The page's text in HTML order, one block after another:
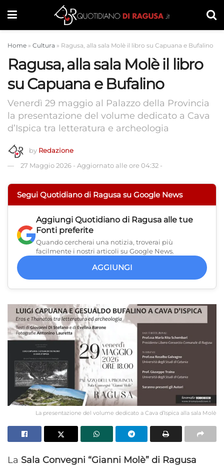
Home » Cultura » Ragusa, alla sala Molè il libro su Capuana e Bufalino
Ragusa, alla sala Molè il libro
su Capuana e Bufalino
Venerdì 29 maggio al Palazzo della Provincia
la presentazione del volume dedicato a Cava
d’Ispica tra letteratura e archeologia
by Redazione
27 Maggio 2026 - Aggiornato alle ore 04:32 -
Segui Quotidiano di Ragusa su Google News
Aggiungi Quotidiano di Ragusa alle tue
Fonti preferite
Quando cercherai una notizia, troverai più
facilmente i nostri articoli su Google News.
AGGIUNGI
La presentazione del volume dedicato a Cava d’Ispica alla sala Molè
La Sala Convegni “Gianni Molè” di Ragusa